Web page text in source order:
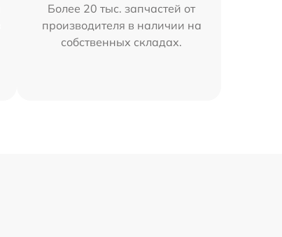
Более 20 тыс. запчастей от
производителя в наличии на
собственных складах.